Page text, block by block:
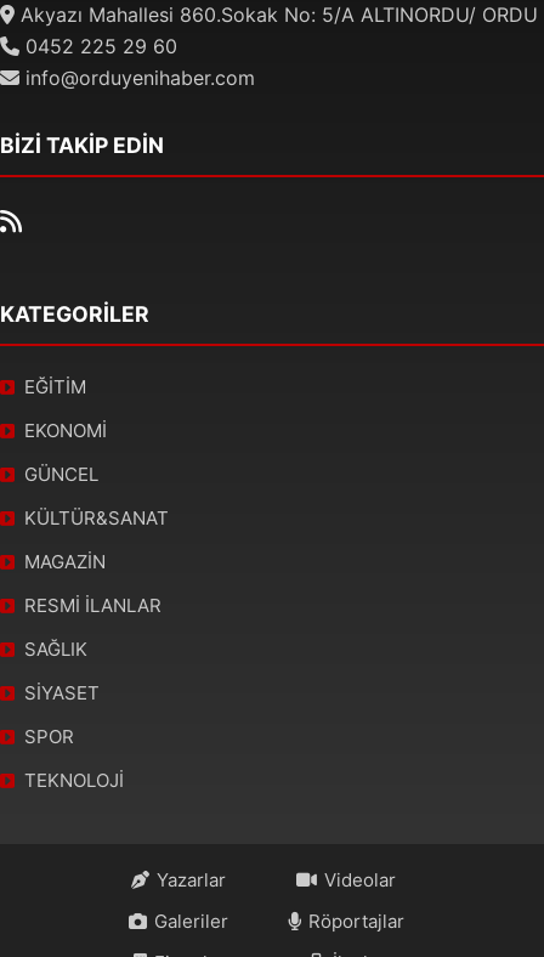
Akyazı Mahallesi 860.Sokak No: 5/A ALTINORDU/ ORDU
0452 225 29 60
info@orduyenihaber.com
BİZİ TAKİP EDİN
KATEGORİLER
EĞİTİM
EKONOMİ
GÜNCEL
KÜLTÜR&SANAT
MAGAZİN
RESMİ İLANLAR
SAĞLIK
SİYASET
SPOR
TEKNOLOJİ
Yazarlar
Videolar
Galeriler
Röportajlar